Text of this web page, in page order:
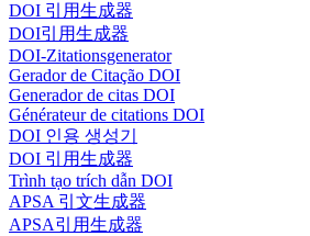
DOI 引用生成器
DOI引用生成器
DOI-Zitationsgenerator
Gerador de Citação DOI
Generador de citas DOI
Générateur de citations DOI
DOI 인용 생성기
DOI 引用生成器
Trình tạo trích dẫn DOI
APSA 引文生成器
APSA引用生成器